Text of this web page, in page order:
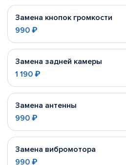
Замена кнопок громкости
990 ₽
Замена задней камеры
1 190 ₽
Замена антенны
990 ₽
Замена вибромотора
990 ₽